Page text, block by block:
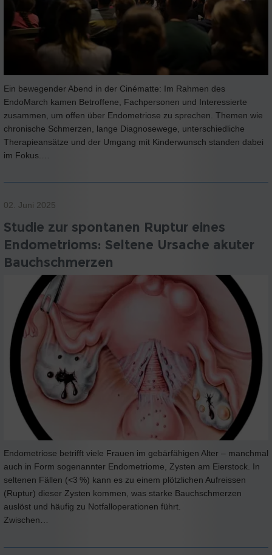
Ein bewegender Abend in der Cinématte: Im Rahmen des
EndoMarch kamen Betroffene, Fachpersonen und Interessierte
zusammen, um offen über Endometriose zu sprechen. Themen wie
chronische Schmerzen, lange Diagnosewege, unterschiedliche
Therapieansätze und der Umgang mit Kinderwunsch standen dabei
im Fokus.…
02. Juni 2025
Studie zur spontanen Ruptur eines
Endometrioms: Seltene Ursache akuter
Bauchschmerzen
Endometriose betrifft viele Frauen im gebärfähigen Alter – manchmal
auch in Form sogenannter Endometriome, Zysten am Eierstock. In
seltenen Fällen (<3 %) kann es zu einem plötzlichen Aufreissen
(Ruptur) dieser Zysten kommen, was starke Bauchschmerzen
auslöst und häufig zu Notfalloperationen führt.
Zwischen…